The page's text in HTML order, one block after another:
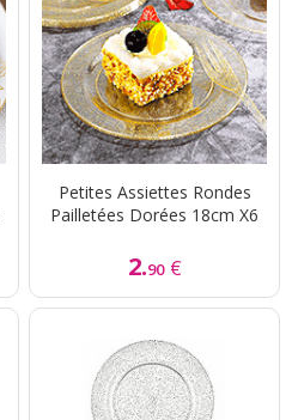
Petites Assiettes Rondes
Pailletées Dorées 18cm X6
2.90 €